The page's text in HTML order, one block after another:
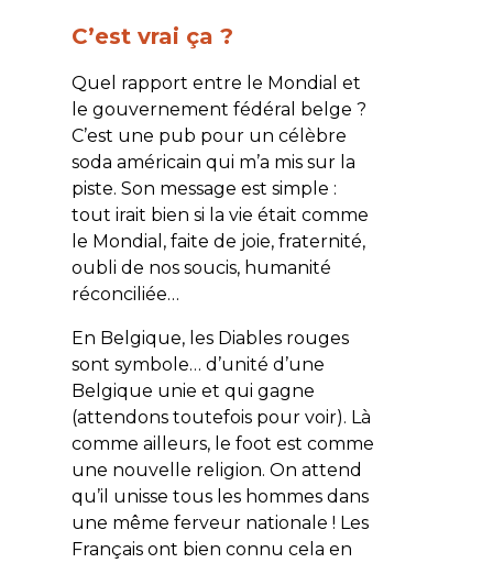
C’est vrai ça ?
Quel rapport entre le Mondial et
le gouvernement fédéral belge ?
C’est une pub pour un célèbre
soda américain qui m’a mis sur la
piste. Son message est simple :
tout irait bien si la vie était comme
le Mondial, faite de joie, fraternité,
oubli de nos soucis, humanité
réconciliée…
En Belgique, les Diables rouges
sont symbole… d’unité d’une
Belgique unie et qui gagne
(attendons toutefois pour voir). Là
comme ailleurs, le foot est comme
une nouvelle religion. On attend
qu’il unisse tous les hommes dans
une même ferveur nationale ! Les
Français ont bien connu cela en